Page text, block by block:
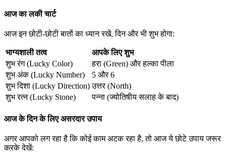
आज का लकी चार्ट
आज इन छोटी-छोटी बातों का ध्यान रखें, दिन और भी शुभ होगा:
भाग्यशाली तत्व
आपके लिए शुभ
शुभ रंग (Lucky Color)
हरा (Green) और हल्का पीला
शुभ अंक (Lucky Number)
5 और 6
शुभ दिशा (Lucky Direction) उत्तर (North)
शुभ रत्न (Lucky Stone)
पन्ना (ज्योतिषीय सलाह के बाद)
आज के दिन के लिए असरदार उपाय
अगर आपको लग रहा है कि कोई काम अटक रहा है, तो आज ये छोटे उपाय जरूर
करके देखें: